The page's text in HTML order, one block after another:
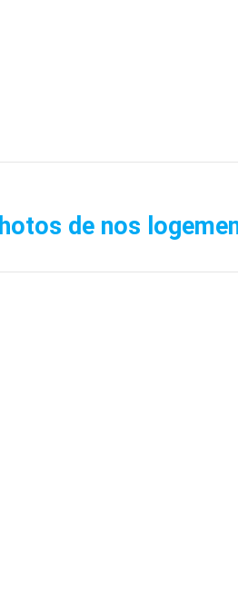
de nos